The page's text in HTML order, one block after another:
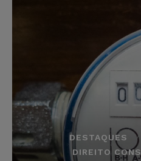
DESTAQUES
DIREITO